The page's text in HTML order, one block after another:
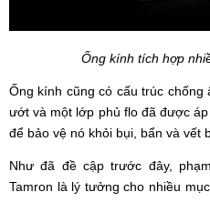
Ống kính tích hợp
Ống kính cũng có cấu trúc
ướt và một lớp phủ flo đã được
để bảo vệ nó khỏi bụi, bẩn và vết
Như đã đề cập trước đây,
Tamron là lý tưởng cho nhiều